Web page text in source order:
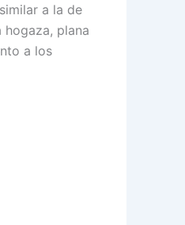
a la de
hogaza, plana
a los